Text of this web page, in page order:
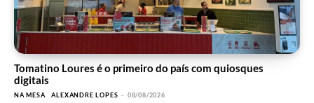
Tomatino Loures é o primeiro do país com quiosques
digitais
NA MESA ALEXANDRE LOPES - 08/08/2026